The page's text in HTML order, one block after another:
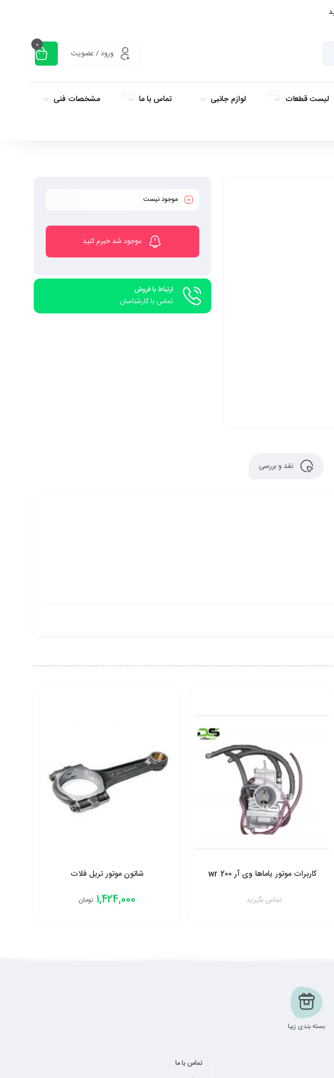
ورود / عضویت
0
لیست قطعات لوازم جانبی تماس با ما
مشخصات فنی
موجود نیست
موجود شد خبرم کنید
ارتباط با فروش
تماس با کارشناسان
نقد و بررسی
کاربرات موتور یاماها وی آر 200 wr
تماس بگیرید
شاتون موتور تریل فلات
1,424,000 تومان
بسته بندی زیبا
تماس با ما